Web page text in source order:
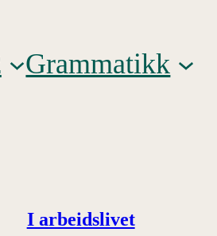
Grammatikk
I arbeidslivet